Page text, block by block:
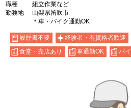
職種
組立作業など
勤務地
山梨県笛吹市
＊車・バイク通勤OK
履歴書不要 経験者・有資格者歓迎
食堂・売店あり
車通勤OK バ